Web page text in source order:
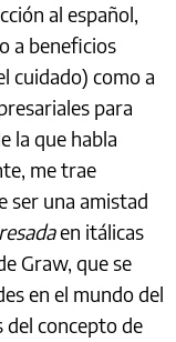
al español,
a beneficios
cuidado) como a
para
la que habla
me trae
ser una amistad
en itálicas
Graw, que se
en el mundo del
concepto de